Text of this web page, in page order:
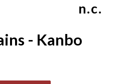
n.c.
- Kanbo